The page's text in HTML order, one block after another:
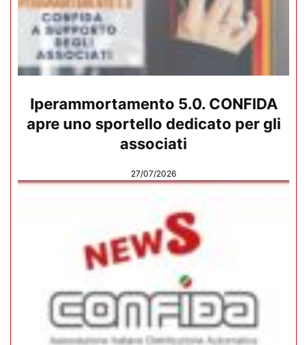
Iperammortamento 5.0. CONFIDA
apre uno sportello dedicato per gli
associati
27/07/2026